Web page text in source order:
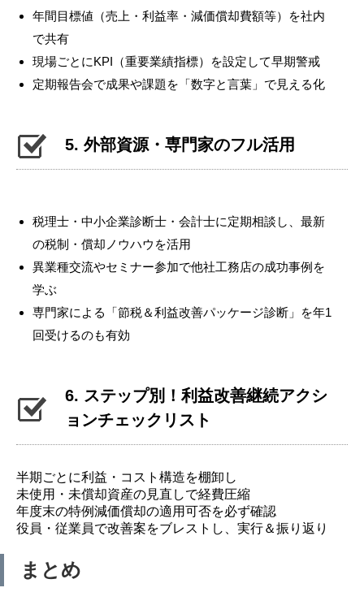
年間目標値（売上・利益率・減価償却費額等）を社内
で共有
現場ごとにKPI（重要業績指標）を設定して早期警戒
定期報告会で成果や課題を「数字と言葉」で見える化
5. 外部資源・専門家のフル活用
税理士・中小企業診断士・会計士に定期相談し、最新
の税制・償却ノウハウを活用
異業種交流やセミナー参加で他社工務店の成功事例を
学ぶ
専門家による「節税＆利益改善パッケージ診断」を年1
回受けるのも有効
6. ステップ別！利益改善継続アクシ
ョンチェックリスト
半期ごとに利益・コスト構造を棚卸し
未使用・未償却資産の見直しで経費圧縮
年度末の特例減価償却の適用可否を必ず確認
役員・従業員で改善案をブレストし、実行＆振り返り
まとめ